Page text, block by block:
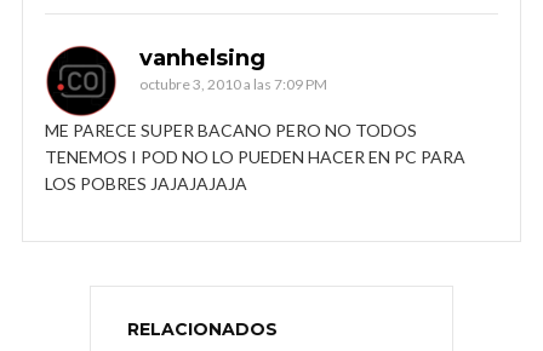
vanhelsing
octubre 3, 2010 a las 7:09 PM
ME PARECE SUPER BACANO PERO NO TODOS
TENEMOS I POD NO LO PUEDEN HACER EN PC PARA
LOS POBRES JAJAJAJAJA
RELACIONADOS